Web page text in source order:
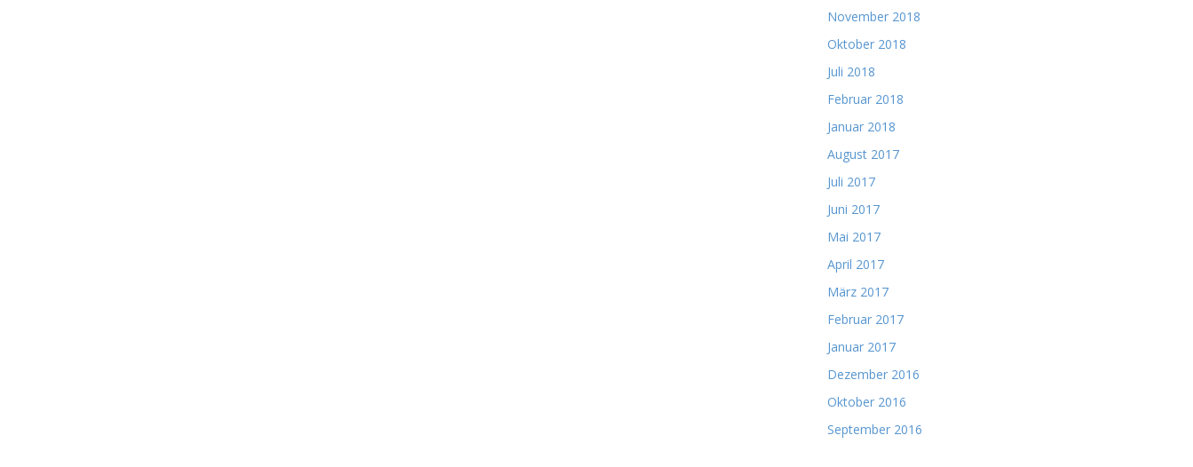
November 2018
Oktober 2018
Juli 2018
Februar 2018
Januar 2018
August 2017
Juli 2017
Juni 2017
Mai 2017
April 2017
März 2017
Februar 2017
Januar 2017
Dezember 2016
Oktober 2016
September 2016